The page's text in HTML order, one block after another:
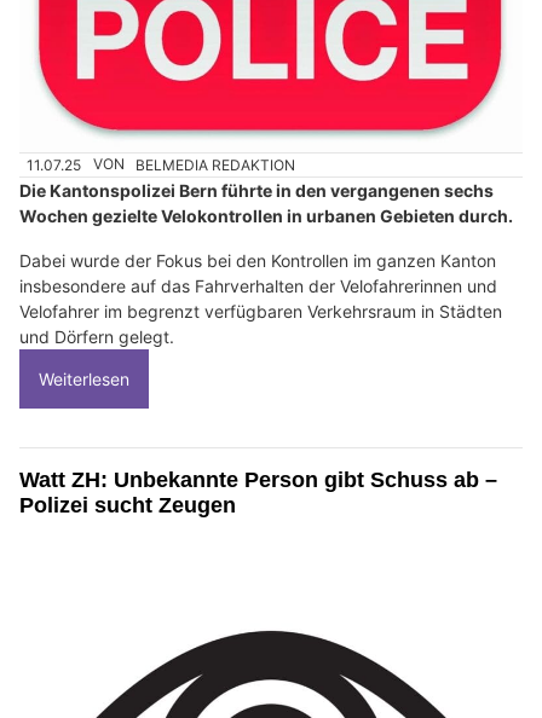
11.07.25 VON BELMEDIA REDAKTION
Die Kantonspolizei Bern führte in den vergangenen sechs
Wochen gezielte Velokontrollen in urbanen Gebieten durch.
Dabei wurde der Fokus bei den Kontrollen im ganzen Kanton
insbesondere auf das Fahrverhalten der Velofahrerinnen und
Velofahrer im begrenzt verfügbaren Verkehrsraum in Städten
und Dörfern gelegt.
Weiterlesen
Watt ZH: Unbekannte Person gibt Schuss ab –
Polizei sucht Zeugen